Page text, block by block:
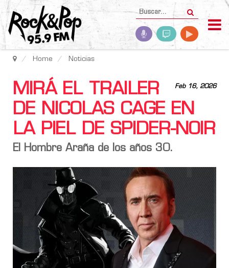
Home Noticias
Feb 16, 2026
MIRÁ EL TRAILER
DE NICOLAS CAGE EN
LA PIEL DE SPIDER-NOIR
El Hombre Araña de los años 30.